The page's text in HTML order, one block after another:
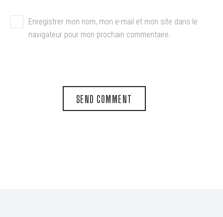
Enregistrer mon nom, mon e-mail et mon site dans le
navigateur pour mon prochain commentaire.
SEND COMMENT